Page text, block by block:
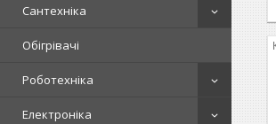
Сантехніка
Обігрівачі
Роботехніка
Електроніка